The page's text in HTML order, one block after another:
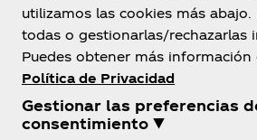
Sobre nosotros
utilizamos las cookies más abajo.
todas o gestionarlas/rechazarlas
Puedes obtener más información
Política de Privacidad
Gestionar las preferencias
consentimiento ▼